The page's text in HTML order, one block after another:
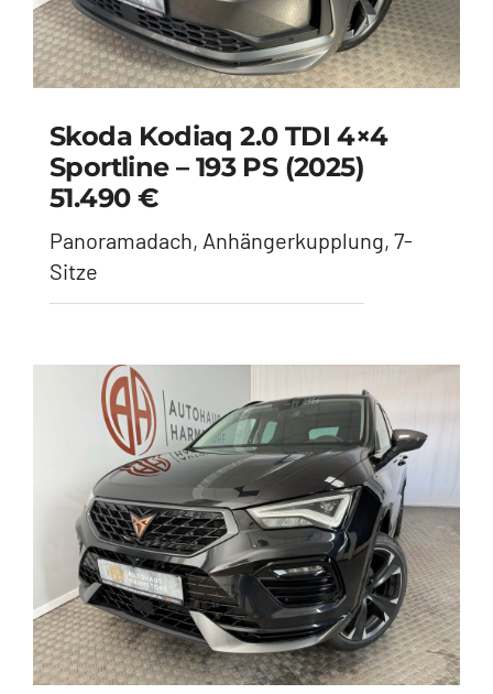
Skoda Kodiaq 2.0 TDI 4×4
Sportline – 193 PS (2025)
51.490 €
Panoramadach, Anhängerkupplung, 7-
Sitze